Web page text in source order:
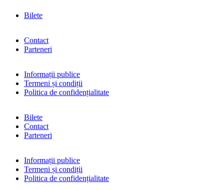
Bilete
Contact
Parteneri
Informații publice
Termeni și condiții
Politica de confidențialitate
Bilete
Contact
Parteneri
Informații publice
Termeni și condiții
Politica de confidențialitate